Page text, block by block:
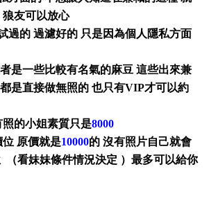
友可以放心
過的 過濾好的 只是因為個人隱私方面
是一些比較有名氣的麻豆 這些出來兼
是直接做無照的 也只有VIP才可以約
照的小姐素質只是8000
位 原價就是10000的 沒有照片自己就會
（看妹妹條件情況決定 ）最多可以給你